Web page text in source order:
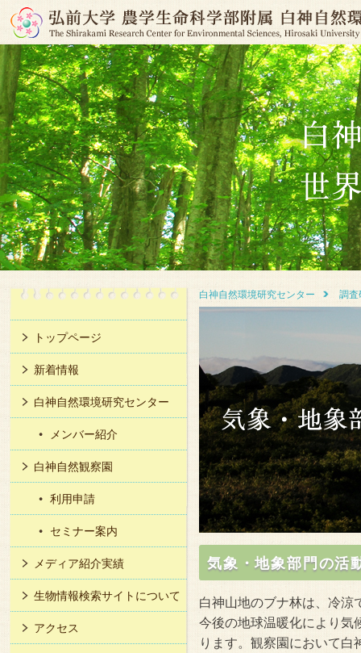
白神自然環境研究センター 調査
気象・地象部門の活
白神山地のブナ林は、冷涼
今後の地球温暖化により気
ります。観察園において
トップページ
新着情報
白神自然環境研究センター
メンバー紹介
白神自然観察園
利用申請
セミナー案内
メディア紹介実績
生物情報検索サイトについて
アクセス